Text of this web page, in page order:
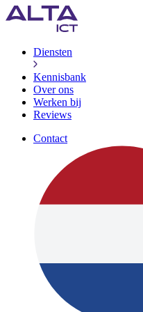
Diensten
Kennisbank
Over ons
Werken bij
Reviews
Contact